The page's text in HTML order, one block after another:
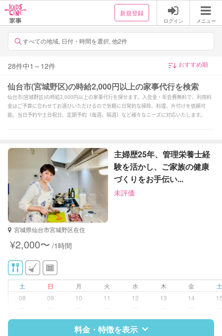
新規登録
ログイン メニュー
すべての地域, 日付・時間を選択, 他2件
28件中1 ～ 12件
仙台市(宮城野区)の時給2,000円以上の家事代行を検索
仙台市(宮城野区)の時給2,000円以上の家事代行を探せます。入会金・年会費無料で、利用料
金はご予算に合わせてお選びいただけるので気軽に日常的な掃除、料理、片付けを依頼可
能。当日予約や土日祝日、定期予約（毎週、隔週）など様々なニーズに対応いたします。
主婦歴25年、管理栄養士経
験を活かし、ご家族の健康
づくりをお手伝い...
未評価
宮城県仙台市宮城野区在住
¥2,000〜 /1時間
土 日 月 火 水 木 金
08
09 10 11 12 13 14
料金・特徴を表示